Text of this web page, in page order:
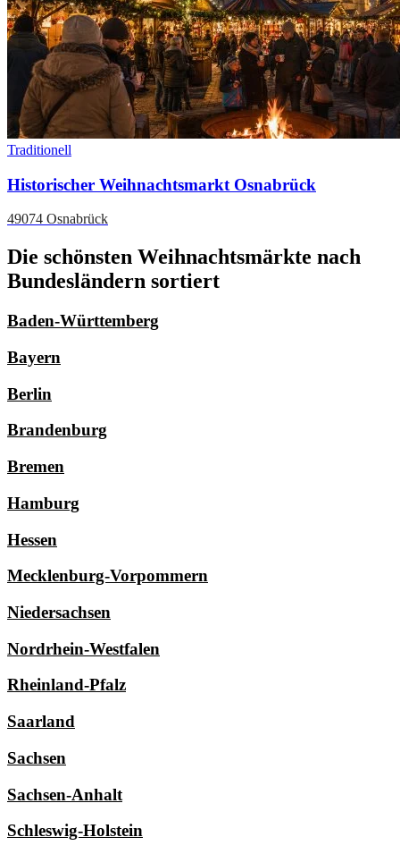
Traditionell
Historischer Weihnachtsmarkt Osnabrück
49074 Osnabrück
Die schönsten Weihnachtsmärkte nach
Bundesländern sortiert
Baden-Württemberg
Bayern
Berlin
Brandenburg
Bremen
Hamburg
Hessen
Mecklenburg-Vorpommern
Niedersachsen
Nordrhein-Westfalen
Rheinland-Pfalz
Saarland
Sachsen
Sachsen-Anhalt
Schleswig-Holstein